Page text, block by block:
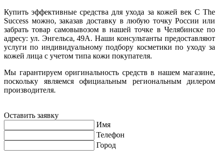
Купить эффективные средства для ухода за кожей век C The
Success можно, заказав доставку в любую точку России или
забрать товар самовывозом в нашей точке в Челябинске по
адресу: ул. Энгельса, 49А. Наши консультанты предоставляют
услуги по индивидуальному подбору косметики по уходу за
кожей лица с учетом типа кожи покупателя.
Мы гарантируем оригинальность средств в нашем магазине,
поскольку являемся официальным региональным дилером
производителя.
Оставить заявку
Имя
Телефон
Город